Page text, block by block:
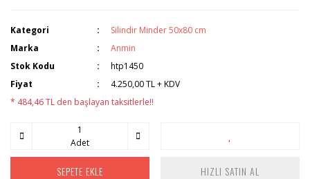
Kategori
Silindir Minder 50x80 cm
Marka
Anmin
Stok Kodu
htp1450
Fiyat
4.250,00 TL + KDV
* 484,46 TL den başlayan taksitlerle!!
Adet
SEPETE EKLE HIZLI SATIN AL